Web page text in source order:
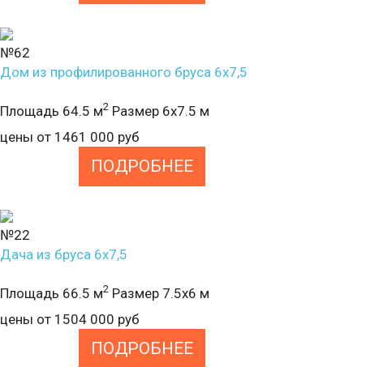
№62
Дом из профилированного бруса 6х7,5
Площадь 64.5 м2 Размер 6х7.5 м
цены от 1461 000 руб
ПОДРОБНЕЕ
№22
Дача из бруса 6х7,5
Площадь 66.5 м2 Размер 7.5х6 м
цены от 1504 000 руб
ПОДРОБНЕЕ